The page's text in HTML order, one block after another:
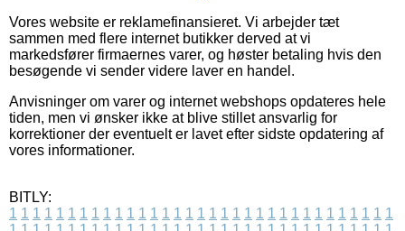
Vores website er reklamefinansieret. Vi arbejder tæt
sammen med flere internet butikker derved at vi
markedsfører firmaernes varer, og høster betaling hvis den
besøgende vi sender videre laver en handel.
Anvisninger om varer og internet webshops opdateres hele
tiden, men vi ønsker ikke at blive stillet ansvarlig for
korrektioner der eventuelt er lavet efter sidste opdatering af
vores informationer.
BITLY:
1 1 1 1 1 1 1 1 1 1 1 1 1 1 1 1 1 1 1 1 1 1 1 1 1 1 1 1 1 1 1 1 1